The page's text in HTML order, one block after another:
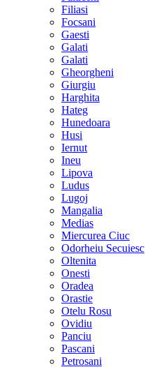
Filiasi
Focsani
Gaesti
Galati
Galati
Gheorgheni
Giurgiu
Harghita
Hateg
Hunedoara
Husi
Iernut
Ineu
Lipova
Ludus
Lugoj
Mangalia
Medias
Miercurea Ciuc
Odorheiu Secuiesc
Oltenita
Onesti
Oradea
Orastie
Otelu Rosu
Ovidiu
Panciu
Pascani
Petrosani